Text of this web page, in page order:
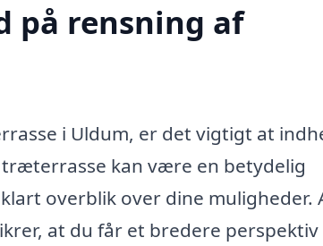
på rensning af
i Uldum, er det vigtigt at
kan være en betydelig
overblik over dine muligheder.
at du får et bredere perspektiv